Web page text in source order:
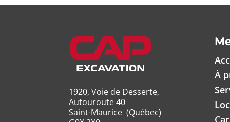
1920, Voie de Desserte,
Autouroute 40
Saint-Maurice (Québec)
À